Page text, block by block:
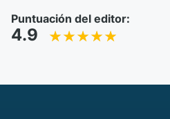
Puntuación del editor:
4.9